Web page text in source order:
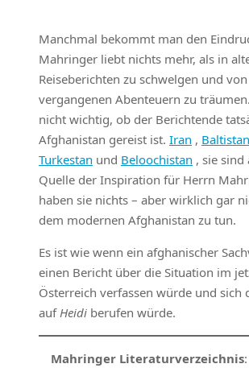
Manchmal bekommt man den
Mahringer liebt nichts mehr, als in
Reiseberichten zu schwelgen und
vergangenen Abenteuern zu
nicht wichtig, ob der Berichtende
Afghanistan gereist ist. Iran , Baltistan
Turkestan und Beloochistan , sie sind
Quelle der Inspiration für Herrn
haben sie nichts – aber wirklich gar
dem modernen Afghanistan zu tun.
Es ist wie wenn ein afghanischer
einen Bericht über die Situation im
Österreich verfassen würde und sich
aufHeidi berufen würde.
Mahringer Literaturverzeichnis